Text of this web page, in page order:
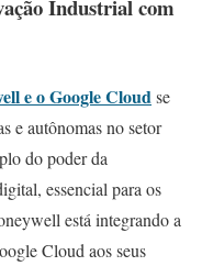
Industrial com
e o Google Cloudse
e autônomas no setor
do poder da
essencial para os
está integrando a
Cloud aos seus